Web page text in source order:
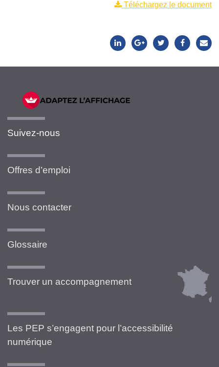
Téléchargez le document
Suivez-nous
Offres d’emploi
Nous contacter
Glossaire
Trouver un accompagnement
Les PEP s’engagent pour l’accessibilité
numérique